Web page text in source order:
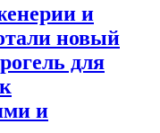
и
новый
для
и